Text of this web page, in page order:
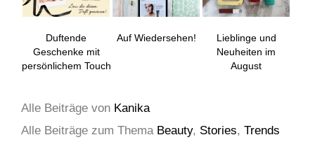
Duftende
Geschenke mit
persönlichem Touch
Auf Wiedersehen!
Lieblinge und
Neuheiten im
August
Alle Beiträge von Kanika
Alle Beiträge zum Thema Beauty, Stories, Trends